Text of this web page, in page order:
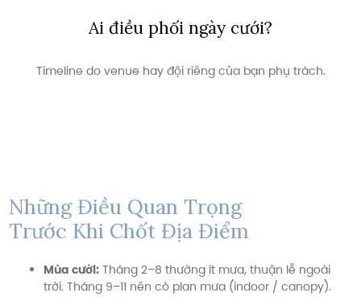
Ai điều phối ngày cưới?
Timeline do venue hay đội riêng của bạn phụ trách.
Những Điều Quan Trọng
Trước Khi Chốt Địa Điểm
Mùa cưới:Tháng 2–8 thường ít mưa, thuận lễ ngoài
trời. Tháng 9–11 nên có plan mưa (indoor / canopy).